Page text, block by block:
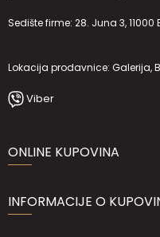
Sedište firme: 28. Juna 3,
Lokacija prodavnice: Galerija,
Viber
ONLINE KUPOVINA
INFORMACIJE O